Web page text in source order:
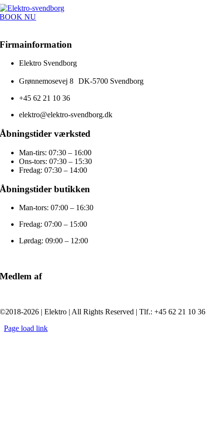
Skip
to
BOOK NU
Firmainformation
Elektro Svendborg
Grønnemosevej 8 DK-5700 Svendborg
+45 62 21 10 36
elektro@elektro-svendborg.dk
Åbningstider værksted
Man-tirs: 07:30 – 16:00
Ons-tors: 07:30 – 15:30
Fredag: 07:30 – 14:00
Åbningstider butikken
Man-tors: 07:00 – 16:30
Fredag: 07:00 – 15:00
Lørdag: 09:00 – 12:00
Medlem af
©2018-2026 | Elektro | All Rights Reserved | Tlf.: +45 62 21 10 36
Page load link